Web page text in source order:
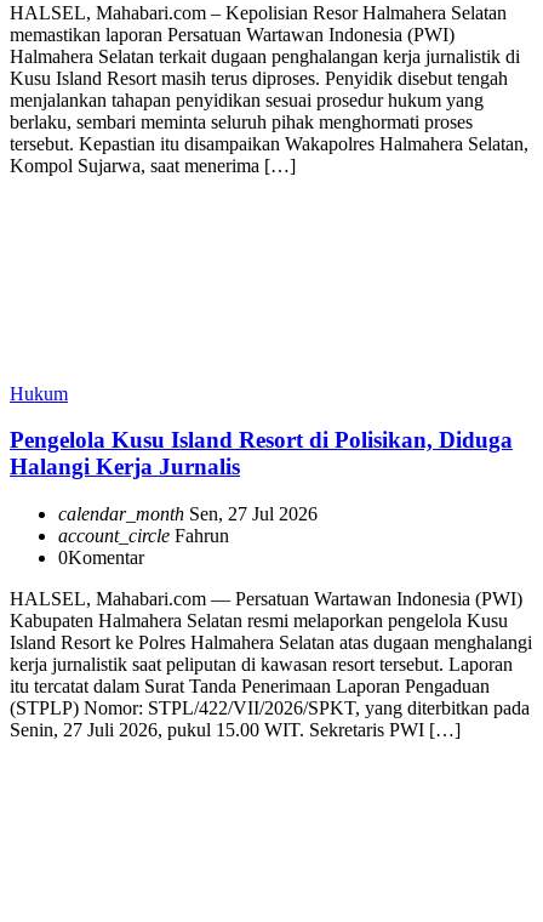
HALSEL, Mahabari.com – Kepolisian Resor Halmahera Selatan
memastikan laporan Persatuan Wartawan Indonesia (PWI)
Halmahera Selatan terkait dugaan penghalangan kerja jurnalistik di
Kusu Island Resort masih terus diproses. Penyidik disebut tengah
menjalankan tahapan penyidikan sesuai prosedur hukum yang
berlaku, sembari meminta seluruh pihak menghormati proses
tersebut. Kepastian itu disampaikan Wakapolres Halmahera Selatan,
Kompol Sujarwa, saat menerima […]
Hukum
Pengelola Kusu Island Resort di Polisikan, Diduga
Halangi Kerja Jurnalis
calendar_month Sen, 27 Jul 2026
account_circle Fahrun
0Komentar
HALSEL, Mahabari.com — Persatuan Wartawan Indonesia (PWI)
Kabupaten Halmahera Selatan resmi melaporkan pengelola Kusu
Island Resort ke Polres Halmahera Selatan atas dugaan menghalangi
kerja jurnalistik saat peliputan di kawasan resort tersebut. Laporan
itu tercatat dalam Surat Tanda Penerimaan Laporan Pengaduan
(STPLP) Nomor: STPL/422/VII/2026/SPKT, yang diterbitkan pada
Senin, 27 Juli 2026, pukul 15.00 WIT. Sekretaris PWI […]